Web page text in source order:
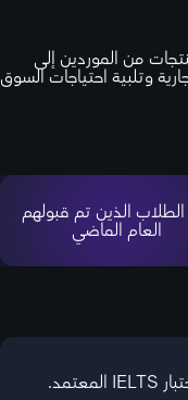
من الموردين إلى
وتلبية احتياجات السوق
الذين تم قبولهم
العام الماضي